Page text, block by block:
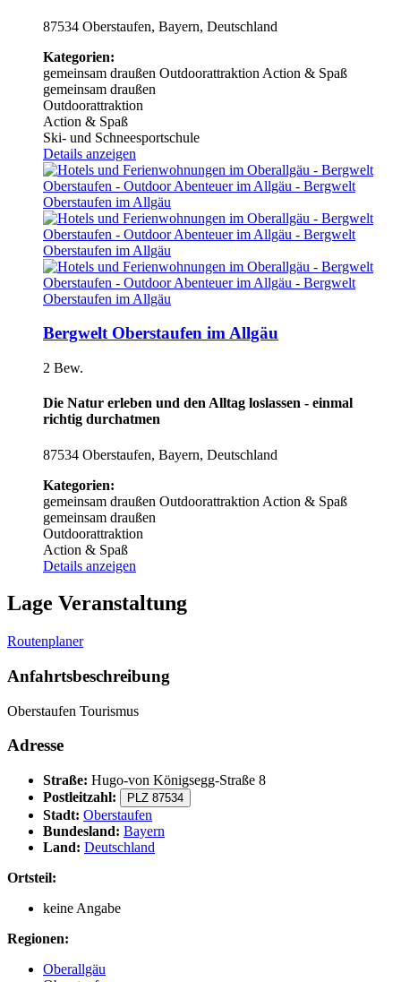
87534 Oberstaufen, Bayern, Deutschland
Kategorien:
gemeinsam draußen Outdoorattraktion Action & Spaß
gemeinsam draußen
Outdoorattraktion
Action & Spaß
Ski- und Schneesportschule
Details anzeigen
Bergwelt Oberstaufen im Allgäu
2 Bew.
Die Natur erleben und den Alltag loslassen - einmal
richtig durchatmen
87534 Oberstaufen, Bayern, Deutschland
Kategorien:
gemeinsam draußen Outdoorattraktion Action & Spaß
gemeinsam draußen
Outdoorattraktion
Action & Spaß
Details anzeigen
Lage Veranstaltung
Routenplaner
Anfahrtsbeschreibung
Oberstaufen Tourismus
Adresse
Straße: Hugo-von Königsegg-Straße 8
Postleitzahl:
PLZ 87534
Stadt: Oberstaufen
Bundesland: Bayern
Land: Deutschland
Ortsteil:
keine Angabe
Regionen:
Oberallgäu